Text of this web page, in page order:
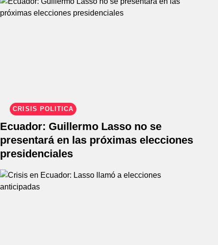
CRISIS POLÍTICA
Ecuador: Guillermo Lasso no se
presentará en las próximas elecciones
presidenciales